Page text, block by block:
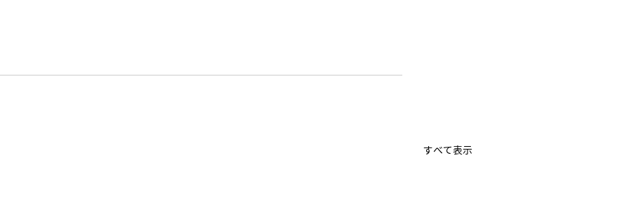
すべて表示